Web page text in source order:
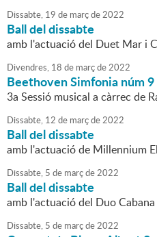
Dissabte, 19 de marçde2022
Ball del dissabte
amb l'actuació del Duet Mar i
Divendres, 18 de marçde2022
Beethoven Simfonia núm 9
3a Sessió musical a càrrec de
Dissabte, 12 de marçde2022
Ball del dissabte
amb l'actuació de Millennium
Dissabte, 5 de marçde2022
Ball del dissabte
amb l'actuació del Duo Cabana
Dissabte, 5 de marçde2022